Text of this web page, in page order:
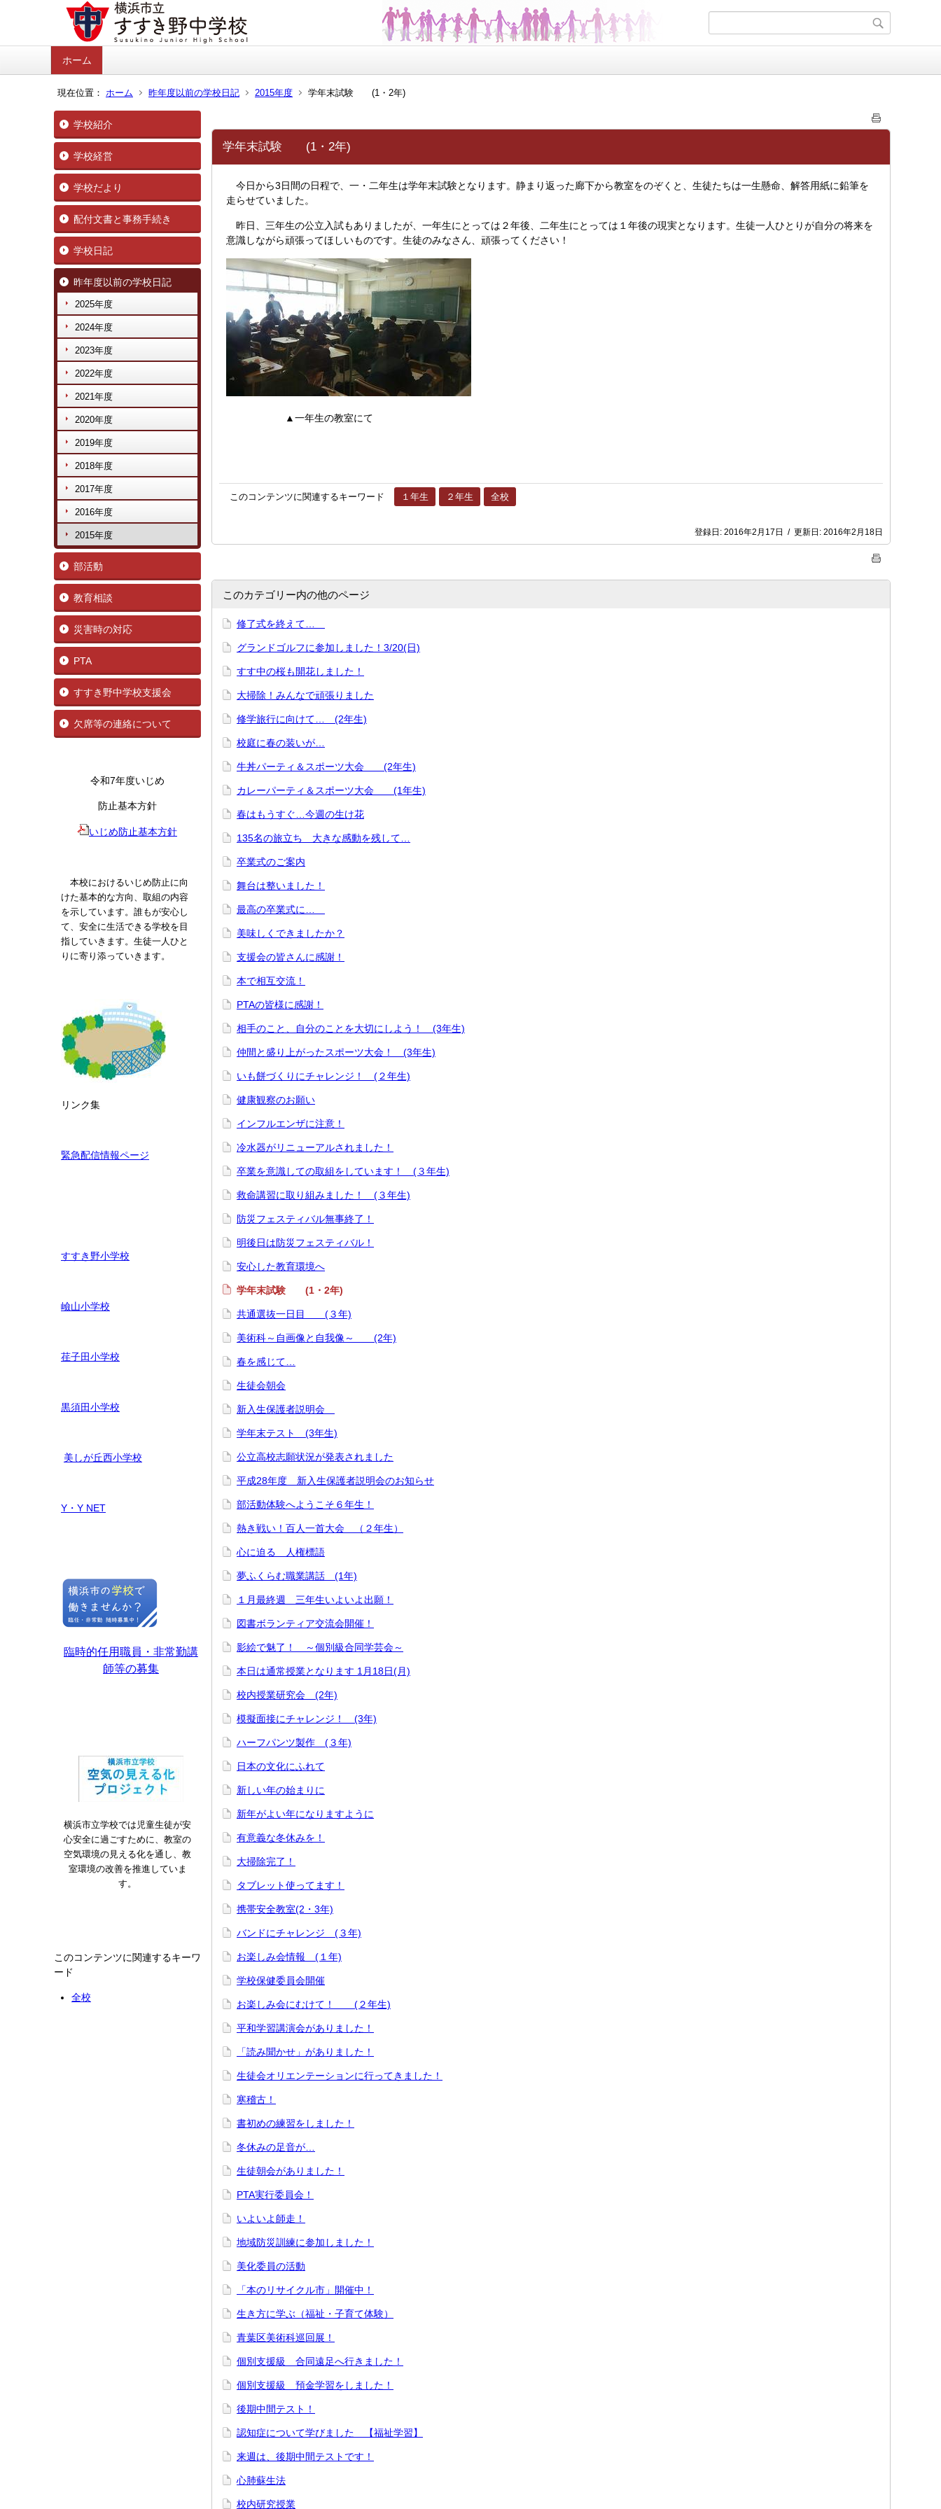
ホーム
現在位置： ホーム 昨年度以前の学校日記 2015年度 学年末試験 (1・2年)
学校紹介
学校経営
学校だより
配付文書と事務手続き
学校日記
昨年度以前の学校日記
2025年度
2024年度
2023年度
2022年度
2021年度
2020年度
2019年度
2018年度
2017年度
2016年度
2015年度
部活動
教育相談
災害時の対応
PTA
すすき野中学校支援会
欠席等の連絡について
令和7年度いじめ
防止基本方針
いじめ防止基本方針
本校におけるいじめ防止に向
けた基本的な方向、取組の内容
を示しています。誰もが安心し
て、安全に生活できる学校を目
指していきます。生徒一人ひと
りに寄り添っていきます。
リンク集
緊急配信情報ページ
すすき野小学校
嶮山小学校
荏子田小学校
黒須田小学校
美しが丘西小学校
Y・Y NET
臨時的任用職員・非常勤講
師等の募集
横浜市立学校では児童生徒が安
心安全に過ごすために、教室の
空気環境の見える化を通し、教
室環境の改善を推進していま
す。
このコンテンツに関連するキーワ
ード
全校
学年末試験 (1・2年)
今日から3日間の日程で、一・二年生は学年末試験となります。静まり返った廊下から教室をのぞくと、生徒たちは一生懸命、解答用紙に鉛筆を
走らせていました。
昨日、三年生の公立入試もありましたが、一年生にとっては２年後、二年生にとっては１年後の現実となります。生徒一人ひとりが自分の将来を
意識しながら頑張ってほしいものです。生徒のみなさん、頑張ってください！
▲一年生の教室にて
このコンテンツに関連するキーワード １年生 ２年生 全校
登録日: 2016年2月17日 / 更新日: 2016年2月18日
このカテゴリー内の他のページ
修了式を終えて…
グランドゴルフに参加しました！3/20(日)
すす中の桜も開花しました！
大掃除！みんなで頑張りました
修学旅行に向けて… (2年生)
校庭に春の装いが…
牛丼パーティ＆スポーツ大会 (2年生)
カレーパーティ＆スポーツ大会 (1年生)
春はもうすぐ…今週の生け花
135名の旅立ち 大きな感動を残して…
卒業式のご案内
舞台は整いました！
最高の卒業式に…
美味しくできましたか？
支援会の皆さんに感謝！
本で相互交流！
PTAの皆様に感謝！
相手のこと、自分のことを大切にしよう！ (3年生)
仲間と盛り上がったスポーツ大会！ (3年生)
いも餅づくりにチャレンジ！ (２年生)
健康観察のお願い
インフルエンザに注意！
冷水器がリニューアルされました！
卒業を意識しての取組をしています！ (３年生)
救命講習に取り組みました！ (３年生)
防災フェスティバル無事終了！
明後日は防災フェスティバル！
安心した教育環境へ
学年末試験 (1・2年)
共通選抜一日目 (３年)
美術科～自画像と自我像～ (2年)
春を感じて…
生徒会朝会
新入生保護者説明会
学年末テスト (3年生)
公立高校志願状況が発表されました
平成28年度 新入生保護者説明会のお知らせ
部活動体験へようこそ６年生！
熱き戦い！百人一首大会 （２年生）
心に迫る 人権標語
夢ふくらむ職業講話 (1年)
１月最終週 三年生いよいよ出願！
図書ボランティア交流会開催！
影絵で魅了！ ～個別級合同学芸会～
本日は通常授業となります 1月18日(月)
校内授業研究会 (2年)
模擬面接にチャレンジ！ (3年)
ハーフパンツ製作 (３年)
日本の文化にふれて
新しい年の始まりに
新年がよい年になりますように
有意義な冬休みを！
大掃除完了！
タブレット使ってます！
携帯安全教室(2・3年)
バンドにチャレンジ (３年)
お楽しみ会情報 (１年)
学校保健委員会開催
お楽しみ会にむけて！ (２年生)
平和学習講演会がありました！
「読み聞かせ」がありました！
生徒会オリエンテーションに行ってきました！
寒稽古！
書初めの練習をしました！
冬休みの足音が…
生徒朝会がありました！
PTA実行委員会！
いよいよ師走！
地域防災訓練に参加しました！
美化委員の活動
「本のリサイクル市」開催中！
生き方に学ぶ（福祉・子育て体験）
青葉区美術科巡回展！
個別支援級 合同遠足へ行きました！
個別支援級 預金学習をしました！
後期中間テスト！
認知症について学びました 【福祉学習】
来週は、後期中間テストです！
心肺蘇生法
校内研究授業